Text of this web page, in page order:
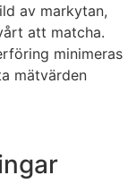
av markytan,
att matcha.
minimeras
mätvärden